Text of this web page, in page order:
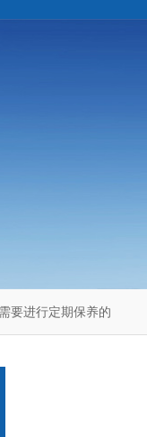
要进行定期保养的